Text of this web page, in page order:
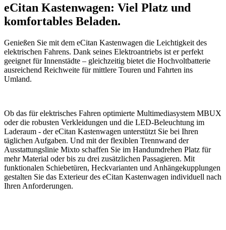
eCitan Kastenwagen: Viel Platz und
komfortables Beladen.
Genießen Sie mit dem eCitan Kastenwagen die Leichtigkeit des
elektrischen Fahrens. Dank seines Elektroantriebs ist er perfekt
geeignet für Innenstädte – gleichzeitig bietet die Hochvoltbatterie
ausreichend Reichweite für mittlere Touren und Fahrten ins
Umland.
Ob das für elektrisches Fahren optimierte Multimediasystem MBUX
oder die robusten Verkleidungen und die LED-Beleuchtung im
Laderaum - der eCitan Kastenwagen unterstützt Sie bei Ihren
täglichen Aufgaben. Und mit der flexiblen Trennwand der
Ausstattungslinie Mixto schaffen Sie im Handumdrehen Platz für
mehr Material oder bis zu drei zusätzlichen Passagieren. Mit
funktionalen Schiebetüren, Heckvarianten und Anhängekupplungen
gestalten Sie das Exterieur des eCitan Kastenwagen individuell nach
Ihren Anforderungen.